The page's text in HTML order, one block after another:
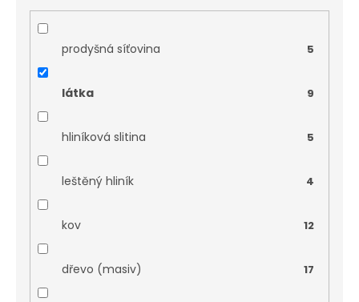
prodyšná síťovina 5
látka 9
hliníková slitina 5
leštěný hliník 4
kov 12
dřevo (masiv) 17